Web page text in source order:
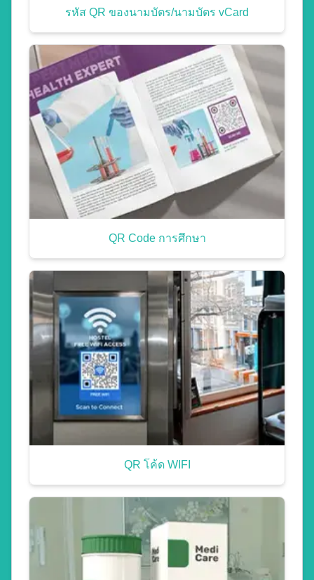
รหัส QR ของนามบัตร/นามบัตร vCard
QR Code การศึกษา
QR โค้ด WIFI